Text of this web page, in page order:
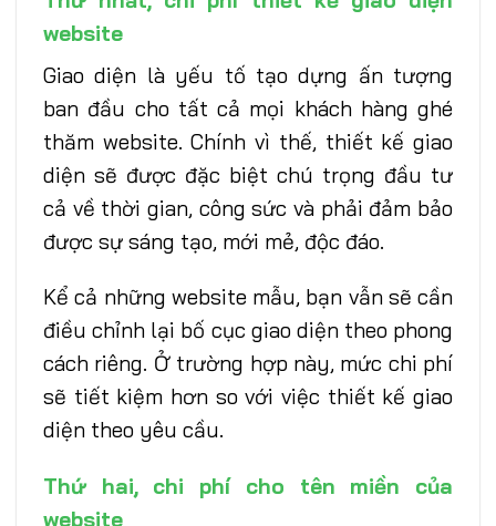
website
Giao diện là yếu tố tạo dựng ấn tượng
ban đầu cho tất cả mọi khách hàng ghé
thăm website. Chính vì thế, thiết kế giao
diện sẽ được đặc biệt chú trọng đầu tư
cả về thời gian, công sức và phải đảm bảo
được sự sáng tạo, mới mẻ, độc đáo.
Kể cả những website mẫu, bạn vẫn sẽ cần
điều chỉnh lại bố cục giao diện theo phong
cách riêng. Ở trường hợp này, mức chi phí
sẽ tiết kiệm hơn so với việc thiết kế giao
diện theo yêu cầu.
Thứ hai, chi phí cho tên miền của
website